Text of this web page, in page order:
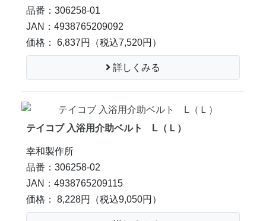
品番：306258-01
JAN：4938765209092
価格： 6,837円
（税込7,520円）
詳しくみる
テイコブ 入浴用介助ベルト L（Ｌ）
幸和製作所
品番：306258-02
JAN：4938765209115
価格： 8,228円
（税込9,050円）